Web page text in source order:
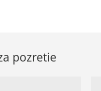
pozretie